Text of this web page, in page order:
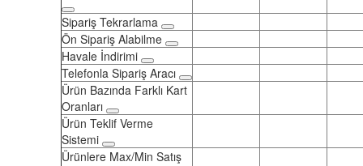
Sipariş Tekrarlama
Ön Sipariş Alabilme
Havale İndirimi
Telefonla Sipariş Aracı
Ürün Bazında Farklı Kart
Oranları
Ürün Teklif Verme
Sistemi
Ürünlere Max/Min Satış